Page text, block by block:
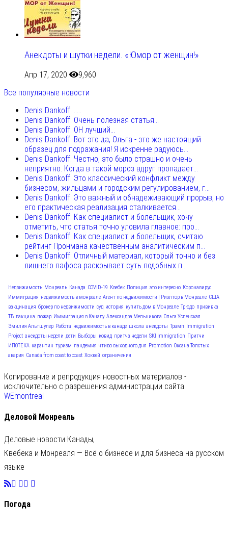
Анекдоты и шутки недели. «Юмор от женщин!»
Апр 17, 2020
9,960
Все популярные новости
Denis Dankoff: .....
Denis Dankoff: Очень полезная статья...
Denis Dankoff: ОН лучший...
Denis Dankoff: Вот это да, Ольга - это же настоящий
образец для подражания! Я искренне радуюсь...
Denis Dankoff: Честно, это было страшно и очень
неприятно. Когда в такой мороз вдруг пропадает...
Denis Dankoff: Это классический конфликт между
бизнесом, жильцами и городским регулированием, г...
Denis Dankoff: Это важный и обнадеживающий прорыв, но
его практическая реализация сталкивается...
Denis Dankoff: Как специалист и болельщик, хочу
отметить, что статья точно уловила главное: про...
Denis Dankoff: Как специалист и болельщик, считаю
рейтинг Пронмана качественным аналитическим п...
Denis Dankoff: Отличный материал, который точно и без
лишнего пафоса раскрывает суть подобных п...
Недвижимость Монреаль Канада COVID-19 Квебек Полиция это интересно Коронавирус
Иммиграция недвижимость в монреале Агент по недвижимости | Риэлтор в Монреале США
вакцинация брокер по недвижимости суд история купить дом в Монреале Трюдо прививка
ТВ вакцина пожар Иммиграция в Канаду Александра Мельникова Ольга Успенская
Эмилия Альтшулер Работа недвижимость в канаде школа анекдоты Трамп
Immigration
Project анекдоты недели дети Выборы ковид притча недели SKI Immigration Притчи
ИПОТЕКА карантин туризм пандемия чтиво выходного дня Promotion Оксана Толстых
авария Canada from coast to coast Хоккей ограничения
Копирование и репродукция новостных материалов -
исключительно с разрешения администрации сайта
WEmontreal
Деловой Монреаль
Деловые новости Канады,
Квебека и Монреаля — Всё о бизнесе и для бизнеса на русском
языке
Погода